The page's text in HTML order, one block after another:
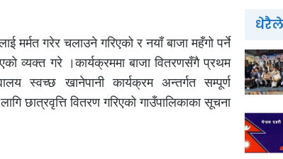
मर्मत गरेर चलाउने गरिएको र नयाँ बाजा महँगो पर्ने
व्यक्त गरे ।कार्यक्रममा बाजा वितरणसँगै प्रथम
स्वच्छ खानेपानी कार्यक्रम अन्तर्गत सम्पूर्ण
छात्रवृत्ति वितरण गरिएको गाउँपालिकाका सूचना